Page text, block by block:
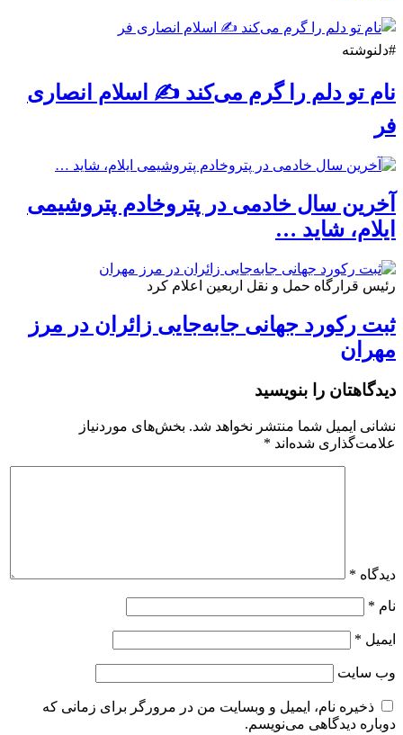
#دلنوشته
نام تو دلم را گرم می‌کند ✍️ اسلام انصاری
فر
آخرین سال خادمی در پتروخادم پتروشیمی
ایلام، شاید …
رئیس قرارگاه حمل و نقل اربعین اعلام کرد
ثبت رکورد جهانی جابه‌جایی زائران در مرز
مهران
دیدگاهتان را بنویسید
نشانی ایمیل شما منتشر نخواهد شد. بخش‌های موردنیاز
علامت‌گذاری شده‌اند *
دیدگاه *
نام *
ایمیل *
وب‌ سایت
ذخیره نام، ایمیل و وبسایت من در مرورگر برای زمانی که
دوباره دیدگاهی می‌نویسم.